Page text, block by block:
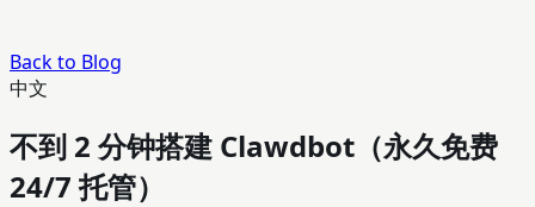
Back to Blog
中文
不到 2 分钟搭建 Clawdbot（永久免费
24/7 托管）